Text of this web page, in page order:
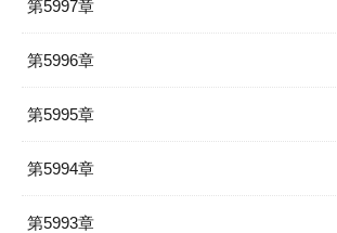
第5997章
第5996章
第5995章
第5994章
第5993章